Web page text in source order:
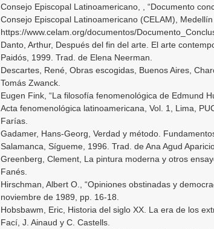
Consejo Episcopal Latinoamericano, , “Documento
Consejo Episcopal Latinoamericano (CELAM),
https://www.celam.org/documentos/
Danto, Arthur, Después del fin del arte. El arte
Paidós, 1999. Trad. de Elena Neerman.
Descartes, René, Obras escogidas, Buenos Aires,
Tomás Zwanck.
Eugen Fink, “La filosofía fenomenológica de Edmund
Acta fenomenológica latinoamericana, Vol. 1, Lima,
Farías.
Gadamer, Hans-Georg, Verdad y método.
Salamanca, Sígueme, 1996. Trad. de Ana Agud
Greenberg, Clement, La pintura moderna y otros
Fanés.
Hirschman, Albert O., “Opiniones obstinadas y
noviembre de 1989, pp. 16-18.
Hobsbawm, Eric, Historia del siglo XX. La era de los
Fací, J. Ainaud y C. Castells.